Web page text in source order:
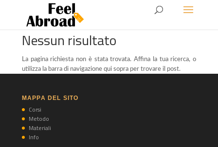
Nessun risultato
La pagina richiesta non è stata trovata. Affina la tua ricerca, o
utilizza la barra di navigazione qui sopra per trovare il post.
MAPPA DEL SITO
Corsi
Metodo
Materiali
Info